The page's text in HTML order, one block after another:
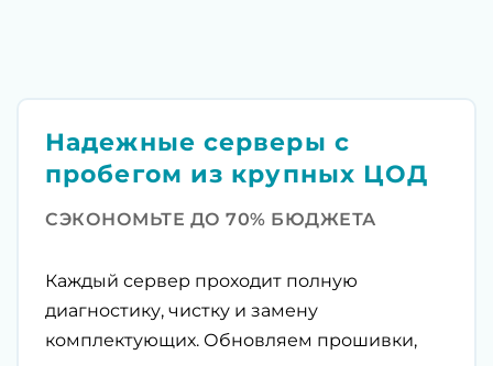
Надежные серверы с
пробегом из крупных ЦОД
СЭКОНОМЬТЕ ДО 70% БЮДЖЕТА
Каждый сервер проходит полную
диагностику, чистку и замену
комплектующих. Обновляем прошивки,